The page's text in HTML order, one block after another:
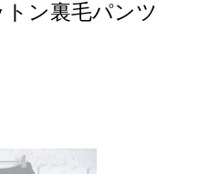
ン裏毛パンツ